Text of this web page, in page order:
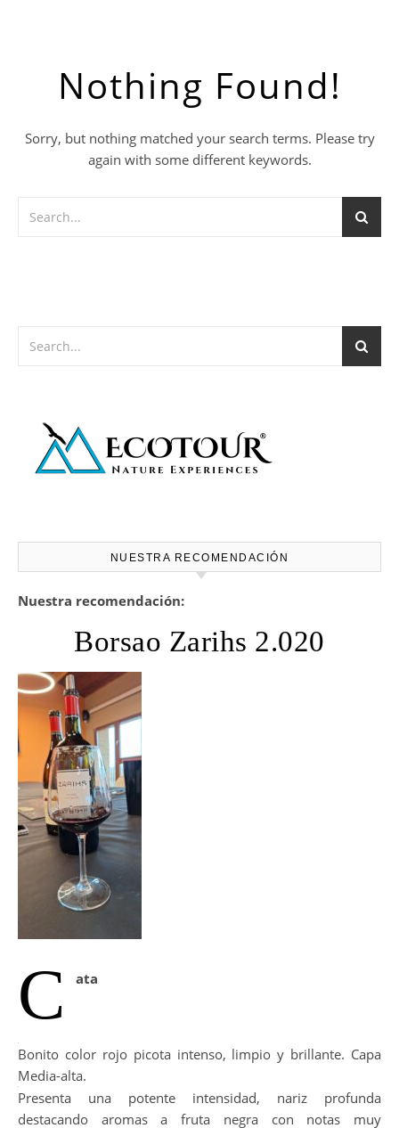
Nothing Found!
Sorry, but nothing matched your search terms. Please try
again with some different keywords.
NUESTRA RECOMENDACIÓN
Nuestra recomendación:
Borsao Zarihs 2.020
C ata
Bonito color rojo picota intenso, limpio y brillante. Capa
Media-alta.